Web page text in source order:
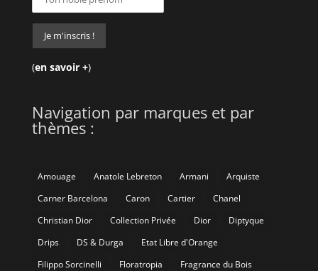
(en savoir +)
Navigation par marques et par
thèmes :
Amouage Anatole Lebreton Armani
Arquiste
Carner Barcelona
Caron Cartier
Chanel
Christian Dior
Collection Privée Dior
Diptyque
Drips
DS & Durga
Etat Libre d'Orange
Filippo Sorcinelli
Floratropia
Fragrance du Bois